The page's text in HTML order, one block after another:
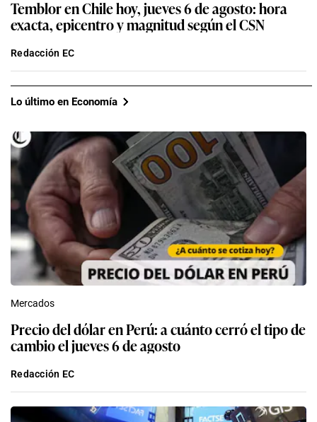
Temblor en Chile hoy, jueves 6 de agosto: hora
exacta, epicentro y magnitud según el CSN
Redacción EC
Lo último en Economía
Mercados
Precio del dólar en Perú: a cuánto cerró el tipo de
cambio el jueves 6 de agosto
Redacción EC